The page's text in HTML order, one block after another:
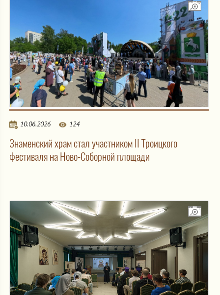
10.06.2026 124
Знаменский храм стал участником II Троицкого
фестиваля на Ново-Соборной площади